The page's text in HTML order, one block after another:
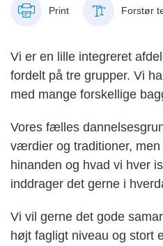
Print Forstør
Vi er en lille integreret
fordelt på tre grupper. Vi
med mange forskellige
Vores fælles
værdier og traditioner,
hinanden og hvad vi hver
inddrager det gerne i
Vi vil gerne det gode
højt fagligt niveau og stort